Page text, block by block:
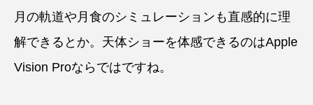
月の軌道や月食のシミュレーションも直感的に理
解できるとか。天体ショーを体感できるのはApple
Vision Proならではですね。